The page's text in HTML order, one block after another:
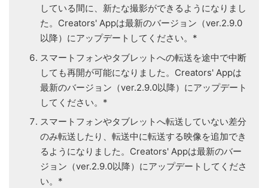
している間に、新たな撮影ができるようになりまし
た。Creators' Appは最新のバージョン（ver.2.9.0
以降）にアップデートしてください。*
スマートフォンやタブレットへの転送を途中で中断
しても再開が可能になりました。Creators' Appは
最新のバージョン（ver.2.9.0以降）にアップデート
してください。*
スマートフォンやタブレットへ転送していない差分
のみ転送したり、転送中に転送する映像を追加でき
るようになりました。Creators' Appは最新のバー
ジョン（ver.2.9.0以降）にアップデートしてくださ
い。*